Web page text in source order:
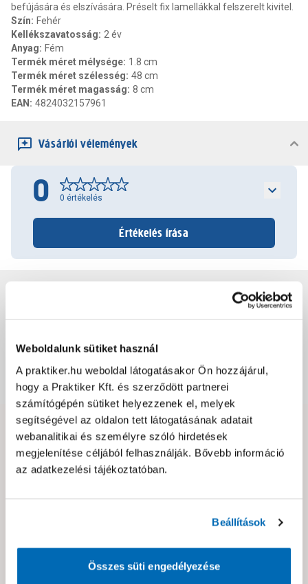
Weboldalunk sütiket használ
A praktiker.hu weboldal látogatásakor Ön hozzájárul,
hogy a Praktiker Kft. és szerződött partnerei
számítógépén sütiket helyezzenek el, melyek
segítségével az oldalon tett látogatásának adatait
webanalitikai és személyre szóló hirdetések
megjelenítése céljából felhasználják. Bővebb információ
az adatkezelési tájékoztatóban.
Beállítások
Összes süti engedélyezése
befújására és elszívására. Préselt fix lamellákkal felszerelt kivitel.
Szín: Fehér
Kellékszavatosság: 2 év
Anyag: Fém
Termék méret mélysége: 1.8 cm
Termék méret szélesség: 48 cm
Termék méret magasság: 8 cm
EAN : 4824032157961
Vásárlói vélemények
0 0 értékelés
Értékelés írása
Dokumentumok, felelős személy
Hibát találtál az oldalon vagy a termék leírásában?
Kérjük jelezd nekünk!